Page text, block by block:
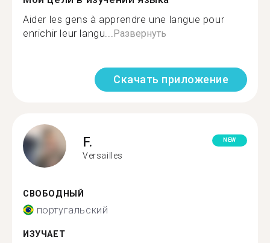
Aider les gens à apprendre une langue pour
enrichir leur langu...Развернуть
Скачать приложение
F.
Versailles
NEW
СВОБОДНЫЙ
португальский
ИЗУЧАЕТ